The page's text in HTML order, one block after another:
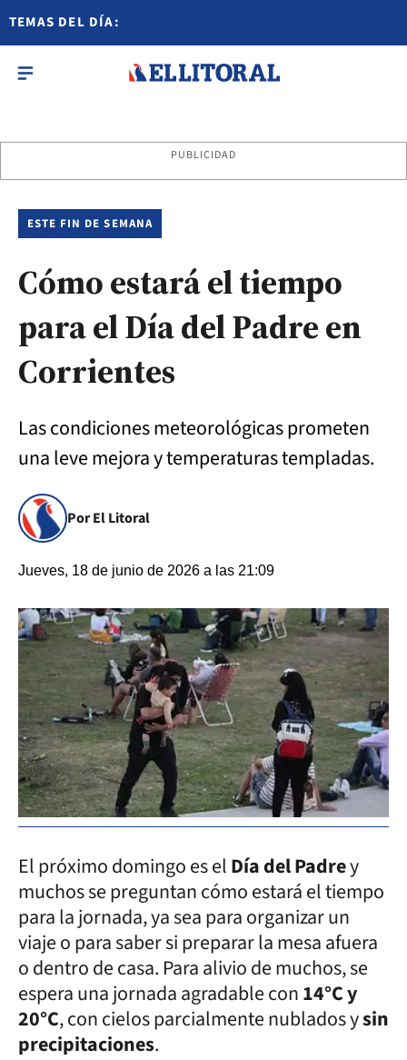
TEMAS DEL DÍA:
PUBLICIDAD
ESTE FIN DE SEMANA
Cómo estará el tiempo
para el Día del Padre en
Corrientes
Las condiciones meteorológicas prometen
una leve mejora y temperaturas templadas.
Por El Litoral
Jueves, 18 de junio de 2026 a las 21:09
El próximo domingo es elDía del Padrey
muchos se preguntan cómo estará el tiempo
para la jornada, ya sea para organizar un
viaje o para saber si preparar la mesa afuera
o dentro de casa. Para alivio de muchos, se
espera una jornada agradable con14°C y
20°C, con cielos parcialmente nublados ysin
precipitaciones.